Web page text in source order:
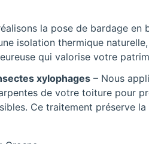
la pose de bardage
isolation thermique
qui valorise votre
xylophages– Nous
de votre toiture pour
Ce traitement préserve